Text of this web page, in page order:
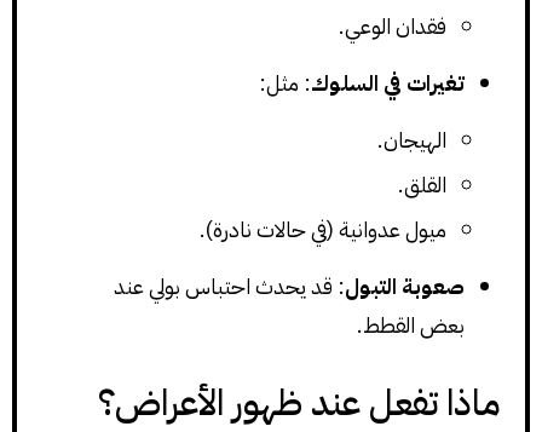
فقدان الوعي.
تغيرات في السلوك: مثل:
الهيجان.
القلق.
ميول عدوانية (في حالات نادرة).
صعوبة التبول: قد يحدث احتباس بولي عند
بعض القطط.
ماذا تفعل عند ظهور الأعراض؟